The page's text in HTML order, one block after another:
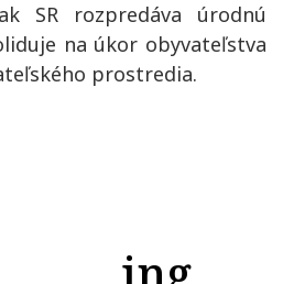
SR rozpredáva úrodnú
na úkor obyvateľstva
prostredia.